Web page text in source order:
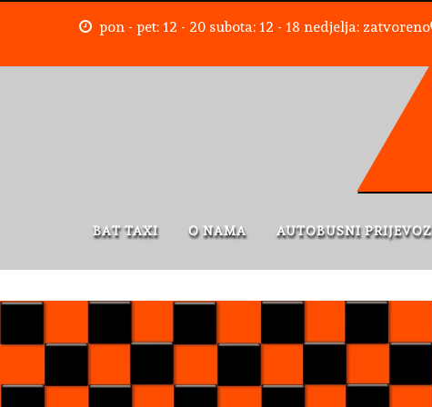
pon - pet: 12 - 20 subota: 12 - 18 nedjelja: zatvoreno
BAT TAXI O NAMA AUTOBUSNI PRIJEVOZ